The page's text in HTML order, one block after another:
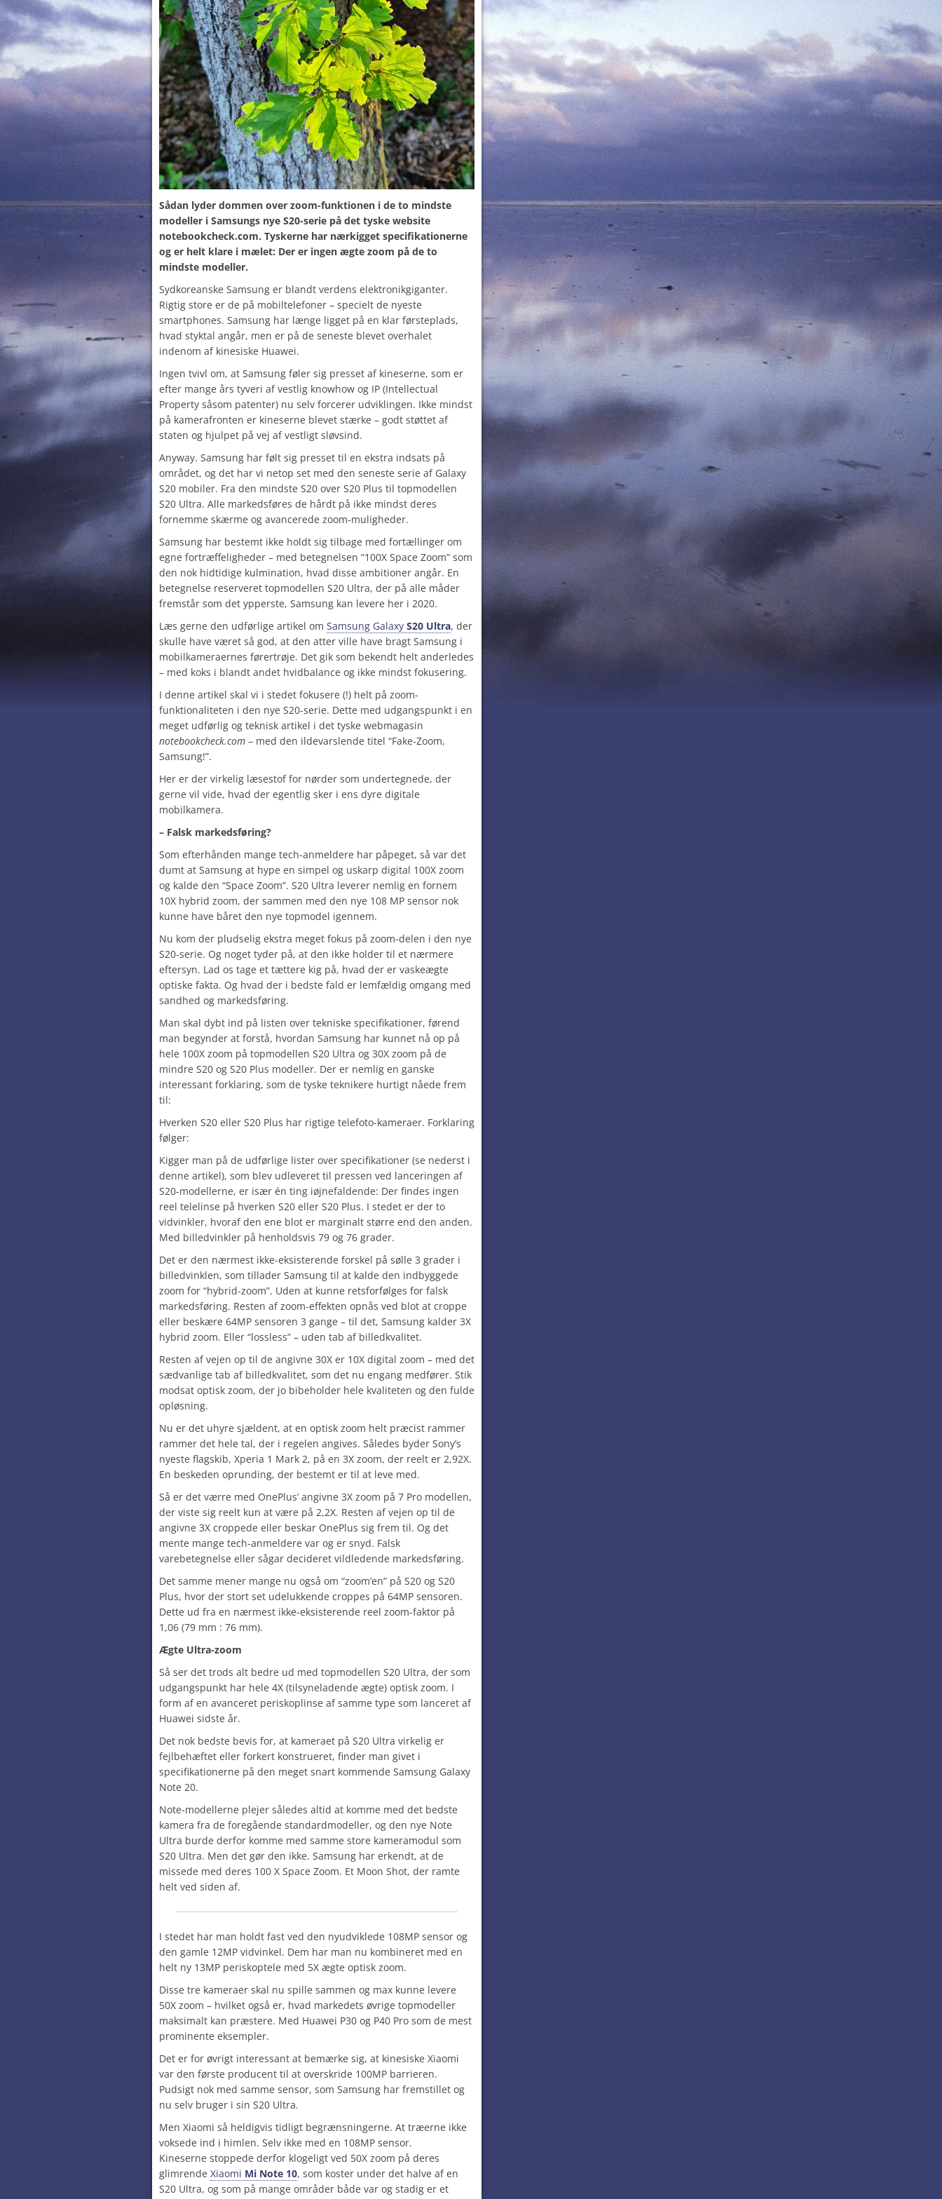
Sådan lyder dommen over zoom-funktionen i de to mindste
modeller i Samsungs nye S20-serie på det tyske website
notebookcheck.com. Tyskerne har nærkigget specifikationerne
og er helt klare i mælet: Der er ingen ægte zoom på de to
mindste modeller.
Sydkoreanske Samsung er blandt verdens elektronikgiganter.
Rigtig store er de på mobiltelefoner – specielt de nyeste
smartphones. Samsung har længe ligget på en klar førsteplads,
hvad styktal angår, men er på de seneste blevet overhalet
indenom af kinesiske Huawei.
Ingen tvivl om, at Samsung føler sig presset af kineserne, som er
efter mange års tyveri af vestlig knowhow og IP (Intellectual
Property såsom patenter) nu selv forcerer udviklingen. Ikke mindst
på kamerafronten er kineserne blevet stærke – godt støttet af
staten og hjulpet på vej af vestligt sløvsind.
Anyway. Samsung har følt sig presset til en ekstra indsats på
området, og det har vi netop set med den seneste serie af Galaxy
S20 mobiler. Fra den mindste S20 over S20 Plus til topmodellen
S20 Ultra. Alle markedsføres de hårdt på ikke mindst deres
fornemme skærme og avancerede zoom-muligheder.
Samsung har bestemt ikke holdt sig tilbage med fortællinger om
egne fortræffeligheder – med betegnelsen “100X Space Zoom” som
den nok hidtidige kulmination, hvad disse ambitioner angår. En
betegnelse reserveret topmodellen S20 Ultra, der på alle måder
fremstår som det ypperste, Samsung kan levere her i 2020.
Læs gerne den udførlige artikel om Samsung Galaxy S20 Ultra, der
skulle have været så god, at den atter ville have bragt Samsung i
mobilkameraernes førertrøje. Det gik som bekendt helt anderledes
– med koks i blandt andet hvidbalance og ikke mindst fokusering.
I denne artikel skal vi i stedet fokusere (!) helt på zoom-
funktionaliteten i den nye S20-serie. Dette med udgangspunkt i en
meget udførlig og teknisk artikel i det tyske webmagasin
notebookcheck.com – med den ildevarslende titel “Fake-Zoom,
Samsung!”.
Her er der virkelig læsestof for nørder som undertegnede, der
gerne vil vide, hvad der egentlig sker i ens dyre digitale
mobilkamera.
– Falsk markedsføring?
Som efterhånden mange tech-anmeldere har påpeget, så var det
dumt at Samsung at hype en simpel og uskarp digital 100X zoom
og kalde den “Space Zoom”. S20 Ultra leverer nemlig en fornem
10X hybrid zoom, der sammen med den nye 108 MP sensor nok
kunne have båret den nye topmodel igennem.
Nu kom der pludselig ekstra meget fokus på zoom-delen i den nye
S20-serie. Og noget tyder på, at den ikke holder til et nærmere
eftersyn. Lad os tage et tættere kig på, hvad der er vaskeægte
optiske fakta. Og hvad der i bedste fald er lemfældig omgang med
sandhed og markedsføring.
Man skal dybt ind på listen over tekniske specifikationer, førend
man begynder at forstå, hvordan Samsung har kunnet nå op på
hele 100X zoom på topmodellen S20 Ultra og 30X zoom på de
mindre S20 og S20 Plus modeller. Der er nemlig en ganske
interessant forklaring, som de tyske teknikere hurtigt nåede frem
til:
Hverken S20 eller S20 Plus har rigtige telefoto-kameraer. Forklaring
følger:
Kigger man på de udførlige lister over specifikationer (se nederst i
denne artikel), som blev udleveret til pressen ved lanceringen af
S20-modellerne, er især én ting iøjnefaldende: Der findes ingen
reel telelinse på hverken S20 eller S20 Plus. I stedet er der to
vidvinkler, hvoraf den ene blot er marginalt større end den anden.
Med billedvinkler på henholdsvis 79 og 76 grader.
Det er den nærmest ikke-eksisterende forskel på sølle 3 grader i
billedvinklen, som tillader Samsung til at kalde den indbyggede
zoom for “hybrid-zoom”. Uden at kunne retsforfølges for falsk
markedsføring. Resten af zoom-effekten opnås ved blot at croppe
eller beskære 64MP sensoren 3 gange – til det, Samsung kalder 3X
hybrid zoom. Eller “lossless” – uden tab af billedkvalitet.
Resten af vejen op til de angivne 30X er 10X digital zoom – med det
sædvanlige tab af billedkvalitet, som det nu engang medfører. Stik
modsat optisk zoom, der jo bibeholder hele kvaliteten og den fulde
opløsning.
Nu er det uhyre sjældent, at en optisk zoom helt præcist rammer
rammer det hele tal, der i regelen angives. Således byder Sony’s
nyeste flagskib, Xperia 1 Mark 2, på en 3X zoom, der reelt er 2,92X.
En beskeden oprunding, der bestemt er til at leve med.
Så er det værre med OnePlus’ angivne 3X zoom på 7 Pro modellen,
der viste sig reelt kun at være på 2,2X. Resten af vejen op til de
angivne 3X croppede eller beskar OnePlus sig frem til. Og det
mente mange tech-anmeldere var og er snyd. Falsk
varebetegnelse eller sågar decideret vildledende markedsføring.
Det samme mener mange nu også om “zoom’en” på S20 og S20
Plus, hvor der stort set udelukkende croppes på 64MP sensoren.
Dette ud fra en nærmest ikke-eksisterende reel zoom-faktor på
1,06 (79 mm : 76 mm).
Ægte Ultra-zoom
Så ser det trods alt bedre ud med topmodellen S20 Ultra, der som
udgangspunkt har hele 4X (tilsyneladende ægte) optisk zoom. I
form af en avanceret periskoplinse af samme type som lanceret af
Huawei sidste år.
Det nok bedste bevis for, at kameraet på S20 Ultra virkelig er
fejlbehæftet eller forkert konstrueret, finder man givet i
specifikationerne på den meget snart kommende Samsung Galaxy
Note 20.
Note-modellerne plejer således altid at komme med det bedste
kamera fra de foregående standardmodeller, og den nye Note
Ultra burde derfor komme med samme store kameramodul som
S20 Ultra. Men det gør den ikke. Samsung har erkendt, at de
missede med deres 100 X Space Zoom. Et Moon Shot, der ramte
helt ved siden af.
I stedet har man holdt fast ved den nyudviklede 108MP sensor og
den gamle 12MP vidvinkel. Dem har man nu kombineret med en
helt ny 13MP periskoptele med 5X ægte optisk zoom.
Disse tre kameraer skal nu spille sammen og max kunne levere
50X zoom – hvilket også er, hvad markedets øvrige topmodeller
maksimalt kan præstere. Med Huawei P30 og P40 Pro som de mest
prominente eksempler.
Det er for øvrigt interessant at bemærke sig, at kinesiske Xiaomi
var den første producent til at overskride 100MP barrieren.
Pudsigt nok med samme sensor, som Samsung har fremstillet og
nu selv bruger i sin S20 Ultra.
Men Xiaomi så heldigvis tidligt begrænsningerne. At træerne ikke
voksede ind i himlen. Selv ikke med en 108MP sensor.
Kineserne stoppede derfor klogeligt ved 50X zoom på deres
glimrende Xiaomi Mi Note 10, som koster under det halve af en
S20 Ultra, og som på mange områder både var og stadig er et